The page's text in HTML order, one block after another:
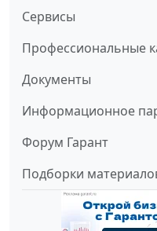
Сервисы
Профессиональные
Документы
Информационное
Форум Гарант
Подборки